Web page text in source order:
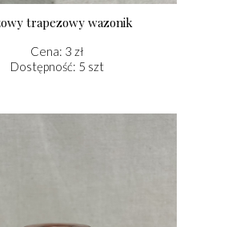
trapezowy wazonik
Cena: 3 zł
Dostępność: 5 szt